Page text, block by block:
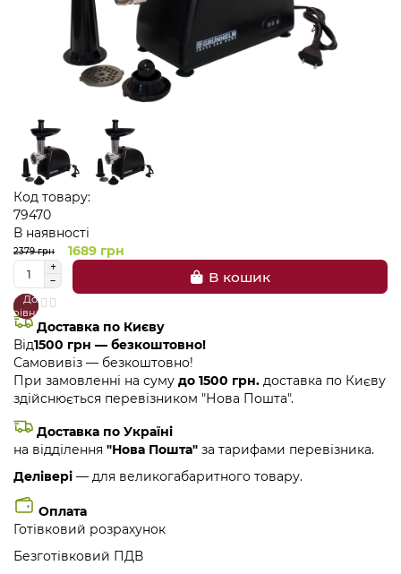
Код товару:
79470
В наявності
2379 грн 1689 грн
В кошик
В
закладки
До
Доставка по Києву
Від1500 грн — безкоштовно!
Самовивіз — безкоштовно!
При замовленні на суму до 1500 грн. доставка по Києву
здійснюється перевізником "Нова Пошта".
Доставка по Україні
на відділення "Нова Пошта" за тарифами перевізника.
Делівері — для великогабаритного товару.
Оплата
Готівковий розрахунок
Безготівковий ПДВ